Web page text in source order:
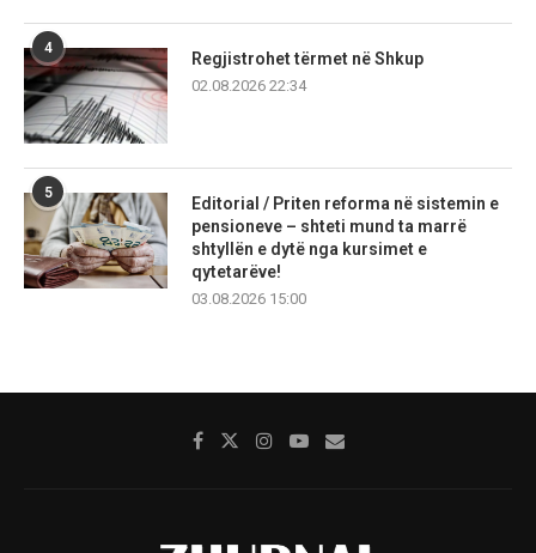
4
Regjistrohet tërmet në Shkup
02.08.2026 22:34
5
Editorial / Priten reforma në sistemin e
pensioneve – shteti mund ta marrë
shtyllën e dytë nga kursimet e
qytetarëve!
03.08.2026 15:00